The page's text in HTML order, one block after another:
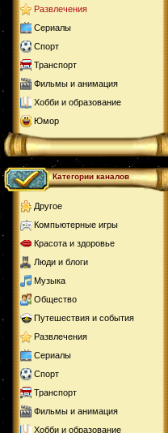
Развлечения
Сериалы
Спорт
Транспорт
Фильмы и анимация
Хобби и образование
Юмор
Категории каналов
Другое
Компьютерные игры
Красота и здоровье
Люди и блоги
Музыка
Общество
Путешествия и события
Развлечения
Сериалы
Спорт
Транспорт
Фильмы и анимация
Хобби и образование